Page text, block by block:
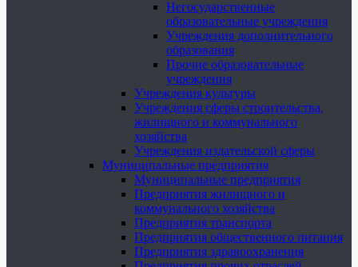
Негосударственные
образовательные учреждения
Учреждения дополнительного
образования
Прочие образовательные
учреждения
Учреждения культуры
Учреждения сферы строительства,
жилищного и коммунального
хозяйства
Учреждения издательской сферы
Муниципальные предприятия
Муниципальные предприятия
Предприятия жилищного и
коммунального хозяйства
Предприятия транспорта
Предприятия общественного питания
Предприятия здравоохранения